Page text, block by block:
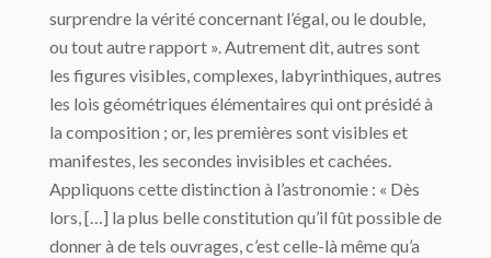
surprendre la vérité concernant l’égal, ou le double,
ou tout autre rapport ». Autrement dit, autres sont
les figures visibles, complexes, labyrinthiques, autres
les lois géométriques élémentaires qui ont présidé à
la composi­tion ; or, les premières sont visibles et
manifestes, les secondes invisibles et cachées.
Appliquons cette distinction à l’astronomie : « Dès
lors, […] la plus belle constitution qu’il fût possible de
donner à de tels ouvrages, c’est celle-là même qu’a